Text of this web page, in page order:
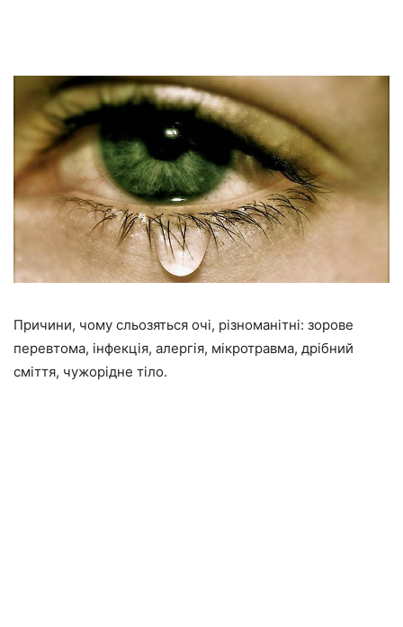
Причини, чому сльозяться очі, різноманітні: зорове
перевтома, інфекція, алергія, мікротравма, дрібний
сміття, чужорідне тіло.